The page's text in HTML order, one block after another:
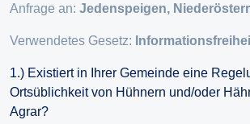
Anfrage an: Jedenspeigen,
Verwendetes Gesetz:
1.) Existiert in Ihrer Gemeinde eine
Ortsüblichkeit von Hühnern und/oder
Agrar?